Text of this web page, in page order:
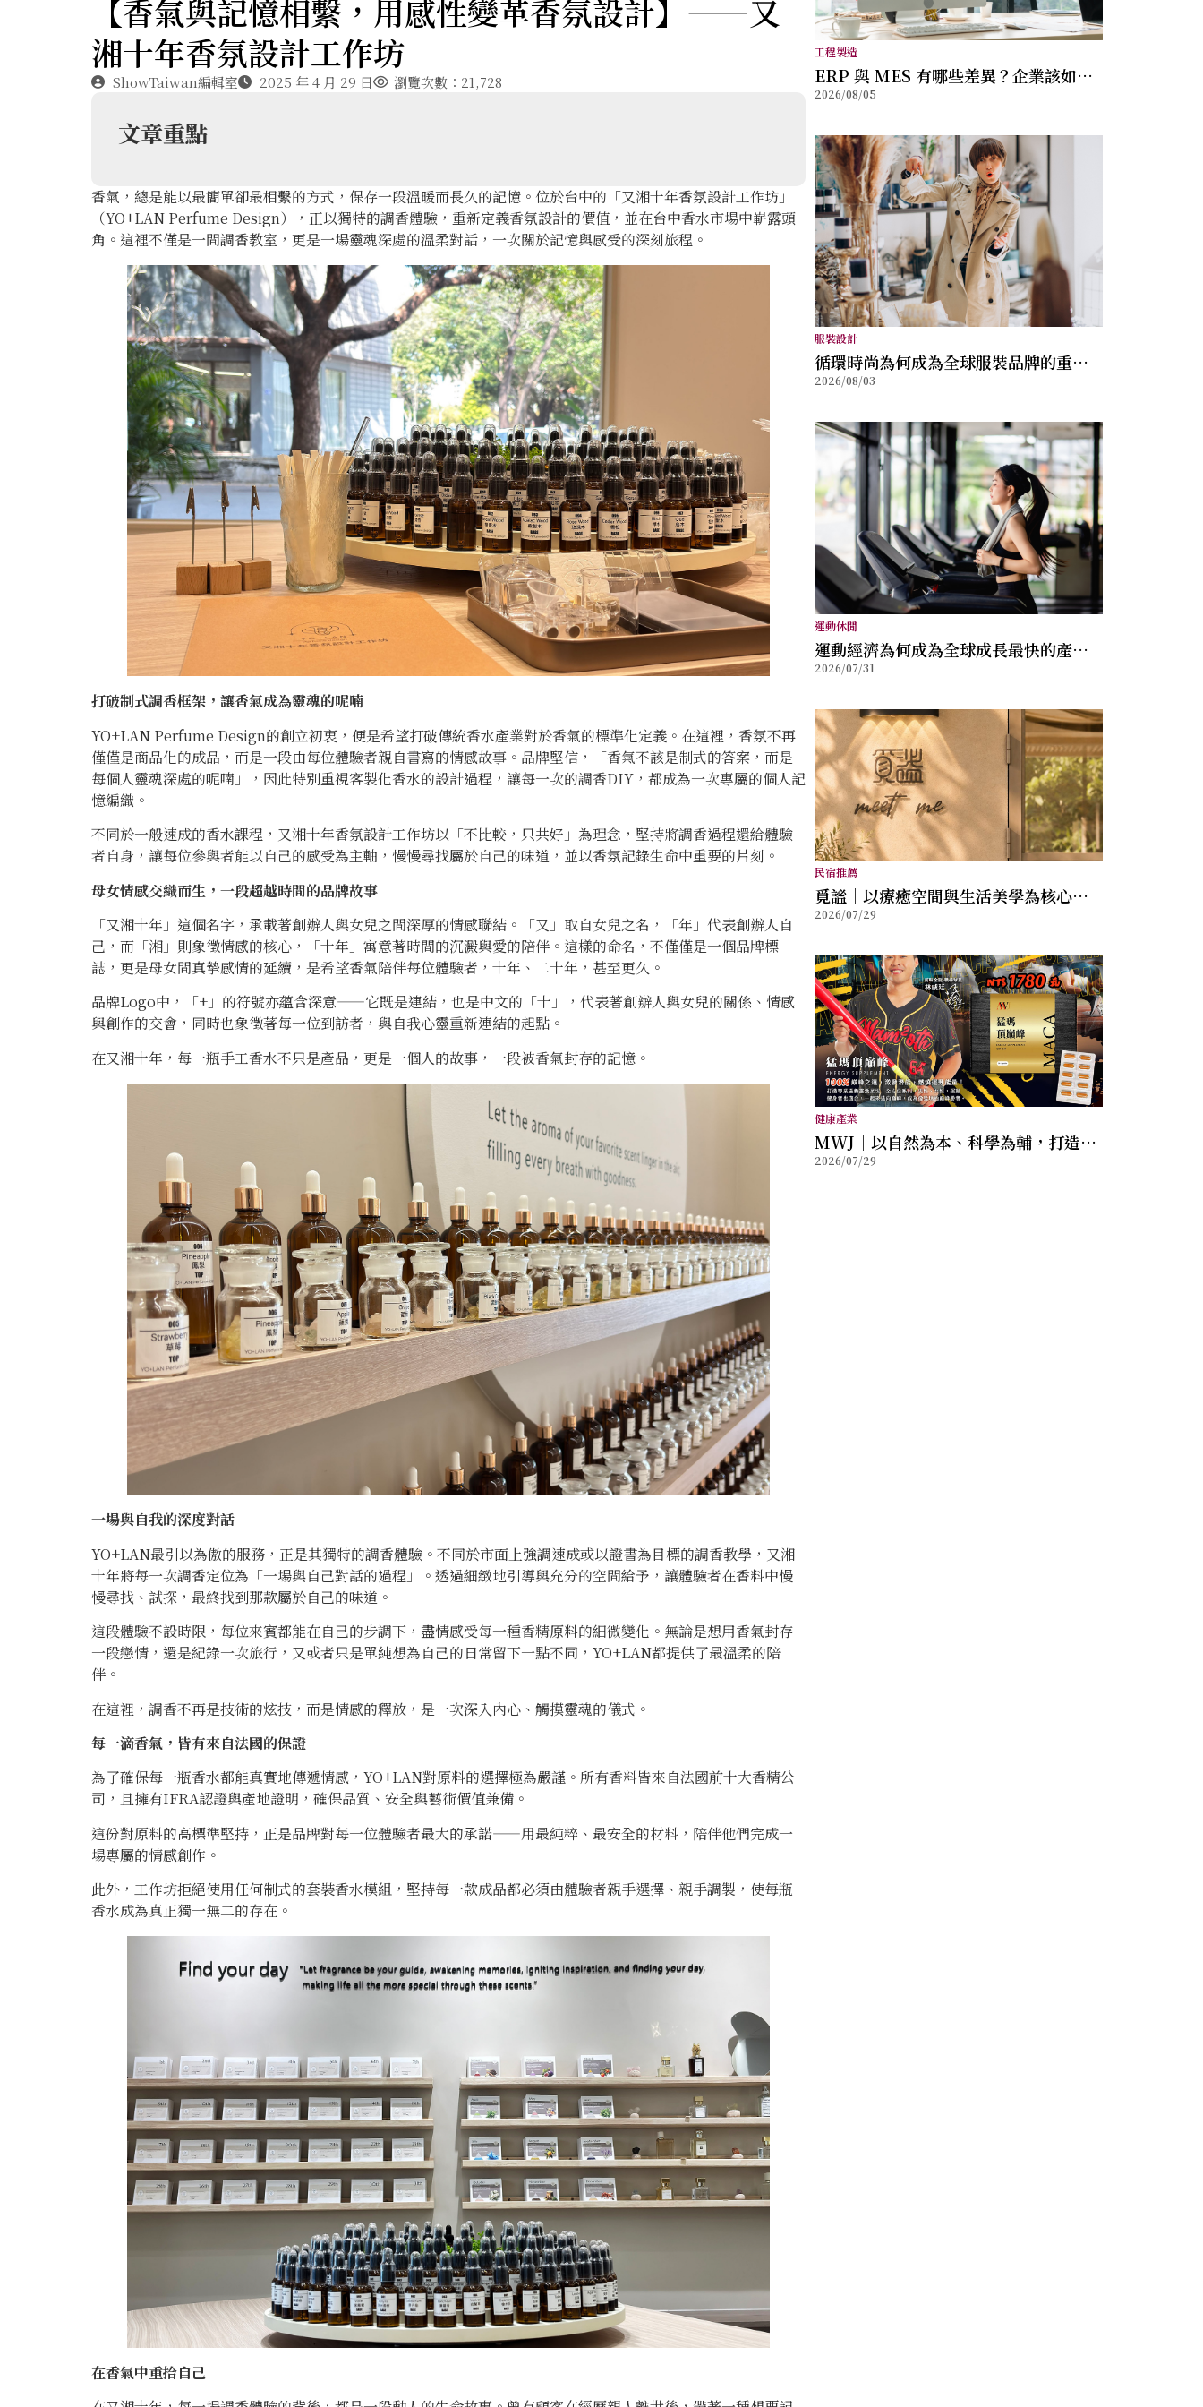
【香氣與記憶相繫，用感性變革香氛設計】——又
湘十年香氛設計工作坊
ShowTaiwan編輯室 2025 年 4 月 29 日 瀏覽次數：21,728
文章重點
香氣，總是能以最簡單卻最相繫的方式，保存一段溫暖而長久的記憶。位於台中的「又湘十年香氛設計工作坊」
（YO+LAN Perfume Design），正以獨特的調香體驗，重新定義香氛設計的價值，並在台中香水市場中嶄露頭
角。這裡不僅是一間調香教室，更是一場靈魂深處的溫柔對話，一次關於記憶與感受的深刻旅程。
打破制式調香框架，讓香氣成為靈魂的呢喃
YO+LAN Perfume Design的創立初衷，便是希望打破傳統香水產業對於香氣的標準化定義。在這裡，香氛不再
僅僅是商品化的成品，而是一段由每位體驗者親自書寫的情感故事。品牌堅信，「香氣不該是制式的答案，而是
每個人靈魂深處的呢喃」，因此特別重視客製化香水的設計過程，讓每一次的調香DIY，都成為一次專屬的個人記
憶編織。
不同於一般速成的香水課程，又湘十年香氛設計工作坊以「不比較，只共好」為理念，堅持將調香過程還給體驗
者自身，讓每位參與者能以自己的感受為主軸，慢慢尋找屬於自己的味道，並以香氛記錄生命中重要的片刻。
母女情感交織而生，一段超越時間的品牌故事
「又湘十年」這個名字，承載著創辦人與女兒之間深厚的情感聯結。「又」取自女兒之名，「年」代表創辦人自
己，而「湘」則象徵情感的核心，「十年」寓意著時間的沉澱與愛的陪伴。這樣的命名，不僅僅是一個品牌標
誌，更是母女間真摯感情的延續，是希望香氣陪伴每位體驗者，十年、二十年，甚至更久。
品牌Logo中，「+」的符號亦蘊含深意——它既是連結，也是中文的「十」，代表著創辦人與女兒的關係、情感
與創作的交會，同時也象徵著每一位到訪者，與自我心靈重新連結的起點。
在又湘十年，每一瓶手工香水不只是產品，更是一個人的故事，一段被香氣封存的記憶。
一場與自我的深度對話
YO+LAN最引以為傲的服務，正是其獨特的調香體驗。不同於市面上強調速成或以證書為目標的調香教學，又湘
十年將每一次調香定位為「一場與自己對話的過程」。透過細緻地引導與充分的空間給予，讓體驗者在香料中慢
慢尋找、試探，最終找到那款屬於自己的味道。
這段體驗不設時限，每位來賓都能在自己的步調下，盡情感受每一種香精原料的細微變化。無論是想用香氣封存
一段戀情，還是紀錄一次旅行，又或者只是單純想為自己的日常留下一點不同，YO+LAN都提供了最溫柔的陪
伴。
在這裡，調香不再是技術的炫技，而是情感的釋放，是一次深入內心、觸摸靈魂的儀式。
每一滴香氣，皆有來自法國的保證
為了確保每一瓶香水都能真實地傳遞情感，YO+LAN對原料的選擇極為嚴謹。所有香料皆來自法國前十大香精公
司，且擁有IFRA認證與產地證明，確保品質、安全與藝術價值兼備。
這份對原料的高標準堅持，正是品牌對每一位體驗者最大的承諾——用最純粹、最安全的材料，陪伴他們完成一
場專屬的情感創作。
此外，工作坊拒絕使用任何制式的套裝香水模組，堅持每一款成品都必須由體驗者親手選擇、親手調製，使每瓶
香水成為真正獨一無二的存在。
在香氣中重拾自己
工程製造
ERP 與 MES 有哪些差異？企業該如何
選擇？
2026/08/05
服裝設計
循環時尚為何成為全球服裝品牌的重要
方向？
2026/08/03
運動休閒
運動經濟為何成為全球成長最快的產業
之一？
2026/07/31
民宿推薦
覓謐｜以療癒空間與生活美學為核心，
打造讓身心放鬆的質感生活提案
2026/07/29
健康產業
MWJ｜以自然為本、科學為輔，打造兼
顧健康與幸福的全方位保健品牌
2026/07/29